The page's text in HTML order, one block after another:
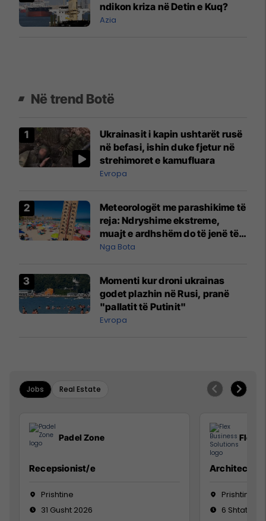
ndikon kriza në Detin e Kuq?
Azia
Në trend Botë
Ukrainasit i kapin ushtarët rusë
në befasi, ishin duke fjetur në
strehimoret e kamufluara
Evropa
Meteorologët me parashikime të
reja: Ndryshime ekstreme,
muajt e ardhshëm do të jenë të
pazakontë
Nga Bota
Momenti kur droni ukrainas
godet plazhin në Rusi, pranë
"pallatit të Putinit"
Evropa
Jobs Real Estate
Padel Zone
Recepsionist/e
Prishtine
31 Gusht 2026
Flex
Architect
Prishtinë
6 Shtator